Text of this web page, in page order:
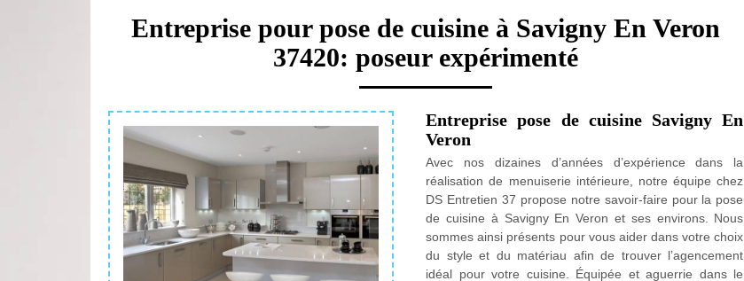
Entreprise pour pose de cuisine à Savigny En Veron
37420: poseur expérimenté
Entreprise pose de cuisine Savigny En
Veron
Avec nos dizaines d’années d’expérience dans la
réalisation de menuiserie intérieure, notre équipe chez
DS Entretien 37 propose notre savoir-faire pour la pose
de cuisine à Savigny En Veron et ses environs. Nous
sommes ainsi présents pour vous aider dans votre choix
du style et du matériau afin de trouver l’agencement
idéal pour votre cuisine. Équipée et aguerrie dans le